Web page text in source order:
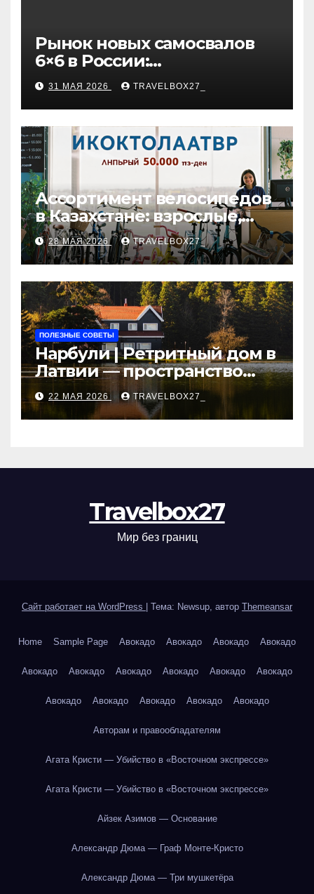
Рынок новых самосвалов
6×6 в России:
характеристики и цены
31 МАЯ 2026 TRAVELBOX27_
Ассортимент велосипедов
в Казахстане: взрослые,
детские и городские
модели, ценовые
категории и варианты
рассрочки
28 МАЯ 2026 TRAVELBOX27_
ПОЛЕЗНЫЕ СОВЕТЫ
Нарбули | Ретритный дом в
Латвии — пространство
для саморазвития и
восстановления
22 МАЯ 2026 TRAVELBOX27_
Travelbox27
Мир без границ
Сайт работает на WordPress Тема: Newsup, автор Themeansar
Home Sample Page Авокадо Авокадо Авокадо Авокадо
Авокадо Авокадо Авокадо Авокадо Авокадо Авокадо
Авокадо Авокадо Авокадо Авокадо Авокадо
Авторам и правообладателям
Агата Кристи — Убийство в «Восточном экспрессе»
Агата Кристи — Убийство в «Восточном экспрессе»
Айзек Азимов — Основание
Александр Дюма — Граф Монте-Кристо
Александр Дюма — Три мушкетёра